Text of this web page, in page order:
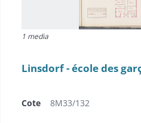
1 media
Linsdorf - école des
Cote 8M33/132